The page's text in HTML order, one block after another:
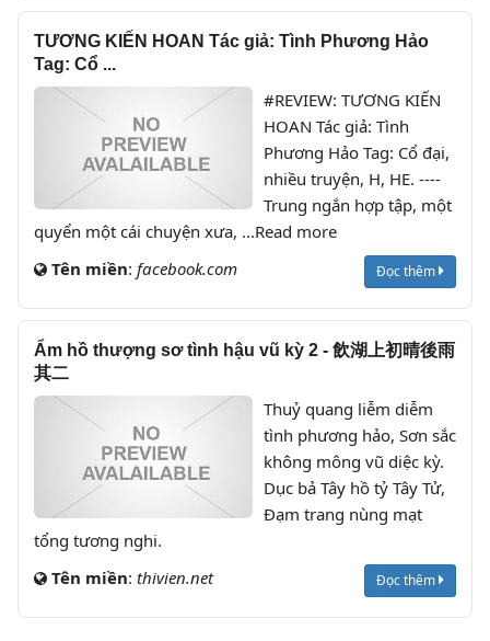
TƯƠNG KIẾN HOAN Tác giả: Tình Phương Hảo
Tag: Cổ ...
#REVIEW: TƯƠNG KIẾN
HOAN Tác giả: Tình
Phương Hảo Tag: Cổ đại,
nhiều truyện, H, HE. ----
Trung ngắn hợp tập, một
quyển một cái chuyện xưa, ...Read more
Tên miền: facebook.com Đọc thêm
Ẩm hồ thượng sơ tình hậu vũ kỳ 2 - 飲湖上初晴後雨
其二
Thuỷ quang liễm diễm
tình phương hảo, Sơn sắc
không mông vũ diệc kỳ.
Dục bả Tây hồ tỷ Tây Tử,
Đạm trang nùng mạt
tổng tương nghi.
Tên miền: thivien.net Đọc thêm